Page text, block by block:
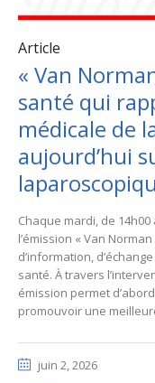
Article
« Van
santé qui
médicale de
aujourd’hui
Chaque mardi, de 14h00
l’émission « Van
d’information,
santé. À travers
émission permet
promouvoir une
juin 2, 2026